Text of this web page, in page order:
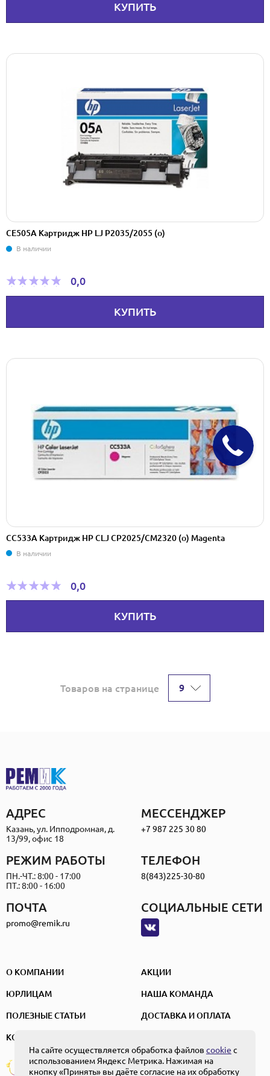
КУПИТЬ
CE505A Картридж HP LJ P2035/2055 (о)
В наличии
0,0
КУПИТЬ
CC533A Картридж HP CLJ CP2025/CM2320 (o) Magenta
В наличии
0,0
КУПИТЬ
Товаров на странице 9
АДРЕС
Казань, ул. Ипподромная, д.
13/99, офис 18
МЕССЕНДЖЕР
+7 987 225 30 80
ПОЧТА
promo@remik.ru
РЕЖИМ РАБОТЫ
ПН.-ЧТ.: 8:00 - 17:00
ПТ.: 8:00 - 16:00
ТЕЛЕФОН
8(843)225-30-80
СОЦИАЛЬНЫЕ СЕТИ
О КОМПАНИИ АКЦИИ
ЮРЛИЦАМ НАША КОМАНДА
ПОЛЕЗНЫЕ СТАТЬИ ДОСТАВКА И ОПЛАТА
КОНТАКТЫ
Создание и
продвижение
ПОЛЬЗОВАТЕЛЬСКОЕ СОГЛАШЕНИЕ
ПОЛИТИКА КОНФИДЕНЦИАЛЬНОСТИ
ПОЛОЖЕНИЕ ОБ ОБРАБОТКЕ ПЕРСОНАЛЬНЫХ ДАННЫХ
На сайте осуществляется обработка файлов cookie с
использованием Яндекс Метрика. Нажимая на
кнопку «Принять» вы даёте согласие на их обработку